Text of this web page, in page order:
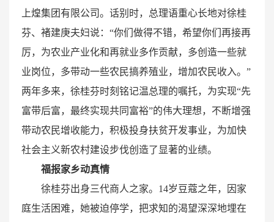
上煌集团有限公司。话别时，总理语重心长地对徐桂
芬、褚建庚夫妇说：“你们做得不错，希望你们再接再
厉，为农业产业化和再就业多作贡献，多创造一些就
业岗位，多带动一些农民搞养殖业，增加农民收入。”
两年多来，徐桂芬时刻铭记温总理的嘱托，为实现“先
富带后富，最终实现共同富裕”的伟大理想，不断增强
带动农民增收能力，积极投身扶贫开发事业，为加快
社会主义新农村建设步伐创造了显著的业绩。
福报家乡动真情
徐桂芬出身三代商人之家。14岁豆蔻之年，因家
庭生活困难，她被迫停学，把求知的渴望深深地埋在